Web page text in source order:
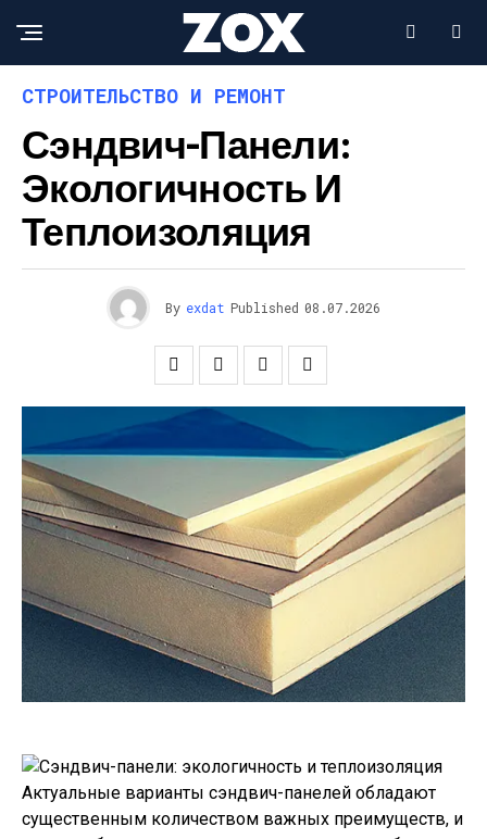
СТРОИТЕЛЬСТВО И РЕМОНТ
Сэндвич-Панели:
Экологичность И
Теплоизоляция
By exdat Published 08.07.2026
Актуальные варианты сэндвич-панелей обладают
существенным количеством важных преимуществ, и